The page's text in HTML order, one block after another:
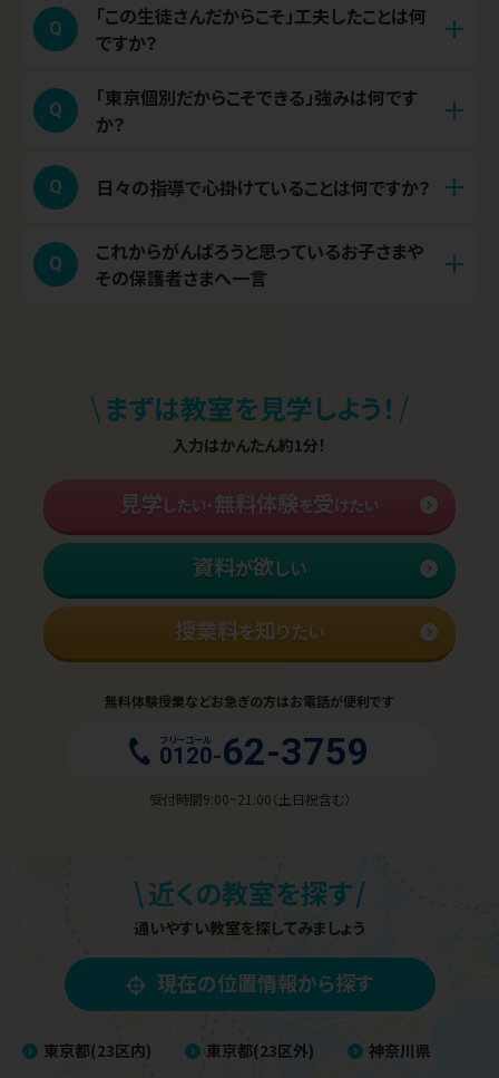
A
学校の授業のスピードに圧倒され、解法をただ暗
記することすら追いついていない状態でした。問
題を見ても、どこに注目し、どのように解き進めれ
ばよいのか分からず困っている様子が印象的でし
Q
「この生徒さんだからこそ」工夫したことは何
ですか？
A
東京大学合格という高い目標を見据え、単に正
解へ導くだけでなく、正解した問題についても「な
再現性を高める指導を徹底しました。弓道部で
で無理のない演習量を一緒に設定し、常に伴走
しました。
Q
「東京個別だからこそできる」強みは何です
か？
A
生徒自身が講師を選べる「選べる先生制度」で
んのために全力を尽くそう」という強い覚悟とモ
チベーションにつながります。この信頼関係が、指
Q 日々の指導で心掛けていることは何ですか？
A
本番で1点でも多く得点できる「合格力」の養成で
す。解き方を丸暗記させるのではなく、どのような
Q
これからがんばろうと思っているお子さまや
その保護者さまへ一言
ています。私たち講師がその存在となれるよう全
力でサポートします。ぜひ一度、教室へ話を聞き
\ まずは教室を見学しよう！ /
入力はかんたん約1分！
見学したい・無料体験を受けたい
資料が欲しい
授業料を知りたい
無料体験授業などお急ぎの方はお電話が便利です
フリーコール
0120-62-3759
受付時間9:00~21:00（土日祝含む）
\ 近くの教室を探す/
通いやすい教室を探してみましょう
現在の位置情報から探す
東京都(23区内) 東京都(23区外)
神奈川県